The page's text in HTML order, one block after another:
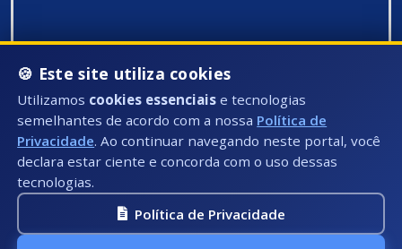
Todos Direitos Reservados ©: 2026
🍪 Este site utiliza cookies
Utilizamos cookies essenciais e tecnologias
semelhantes de acordo com a nossa Política de
Privacidade. Ao continuar navegando neste portal, você
declara estar ciente e concorda com o uso dessas
tecnologias.
Política de Privacidade